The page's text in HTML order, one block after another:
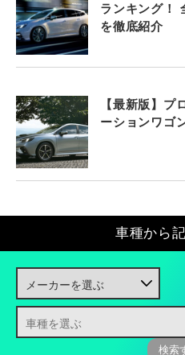
ランキング！
を徹底紹介
【最新版】プ
ーションワゴ
車種から